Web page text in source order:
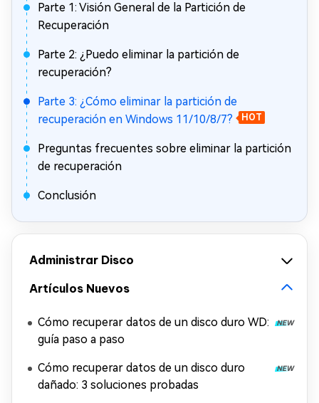
Parte 1: Visión General de la Partición de
Recuperación
Parte 2: ¿Puedo eliminar la partición de
recuperación?
Parte 3: ¿Cómo eliminar la partición de
recuperación en Windows 11/10/8/7?
HOT
Preguntas frecuentes sobre eliminar la partición
de recuperación
Conclusión
Administrar Disco
Artículos Nuevos
Cómo recuperar datos de un disco duro WD:
guía paso a paso
Cómo recuperar datos de un disco duro
dañado: 3 soluciones probadas